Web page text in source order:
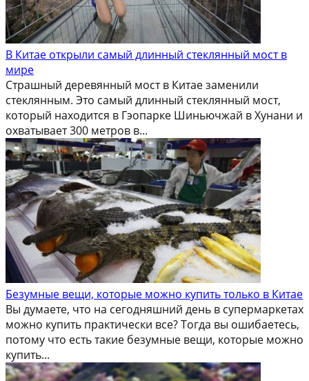
В Китае открыли самый длинный стеклянный мост в
мире
Страшный деревянный мост в Китае заменили
стеклянным. Это самый длинный стеклянный мост,
который находится в Гэопарке Шиньючжай в Хунани и
охватывает 300 метров в...
Безумные вещи, которые можно купить только в Китае
Вы думаете, что на сегодняшний день в супермаркетах
можно купить практически все? Тогда вы ошибаетесь,
потому что есть такие безумные вещи, которые можно
купить...